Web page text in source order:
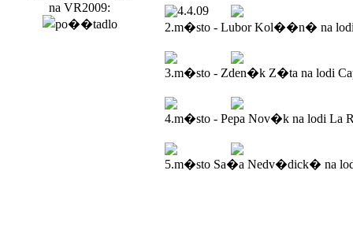
na VR2009:
4.4.09
2.m�sto - Lubor Kol��n� na
3.m�sto - Zden�k Z�ta na lodi
4.m�sto - Pepa Nov�k na lodi La
5.m�sto Sa�a Nedv�dick� na